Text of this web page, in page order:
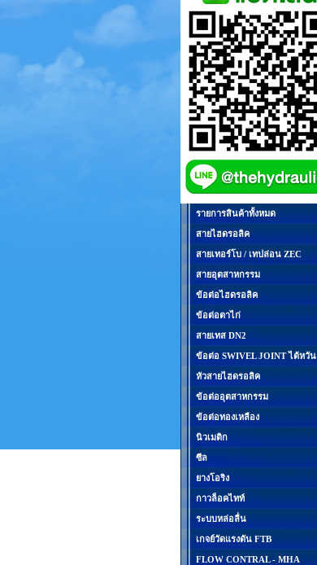
รายการสินค้าทั้งหมด
สายไฮดรอลิค
สายเทอร์โบ / เทปล่อน ZEC
สายอุตสาหกรรม
ข้อต่อไฮดรอลิค
ข้อต่อตาไก่
สายเทส DN2
ข้อต่อ SWIVEL JOINT ไต้หวัน
หัวสายไฮดรอลิค
ข้อต่ออุตสาหกรรม
ข้อต่อทองเหลือง
นิวเมติก
ซีล
ยางโอริง
กาวล็อคไทท์
ระบบหล่อลื่น
เกจย์วัดแรงดัน FTB
FLOW CONTRAL - MHA